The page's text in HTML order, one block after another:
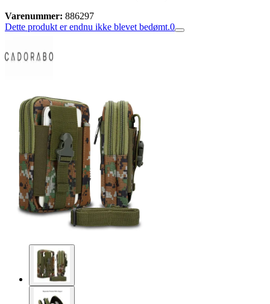
Varenummer: 886297
Dette produkt er endnu ikke blevet bedømt.0